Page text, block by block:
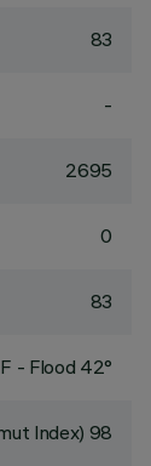
83
-
2695
0
83
F - Flood 42°
Index) 98